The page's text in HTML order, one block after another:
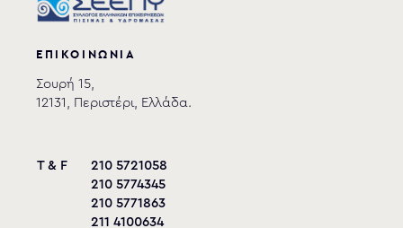
ΕΠΙΚΟΙΝΩΝΙΑ
Σουρή 15,
12131, Περιστέρι, Ελλάδα.
T & F
210 5721058
210 5774345
210 5771863
211 4100634